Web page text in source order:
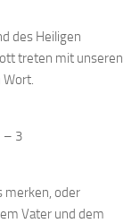
des Heiligen
treten mit unseren
Wort.
– 3
merken, oder
Vater und dem